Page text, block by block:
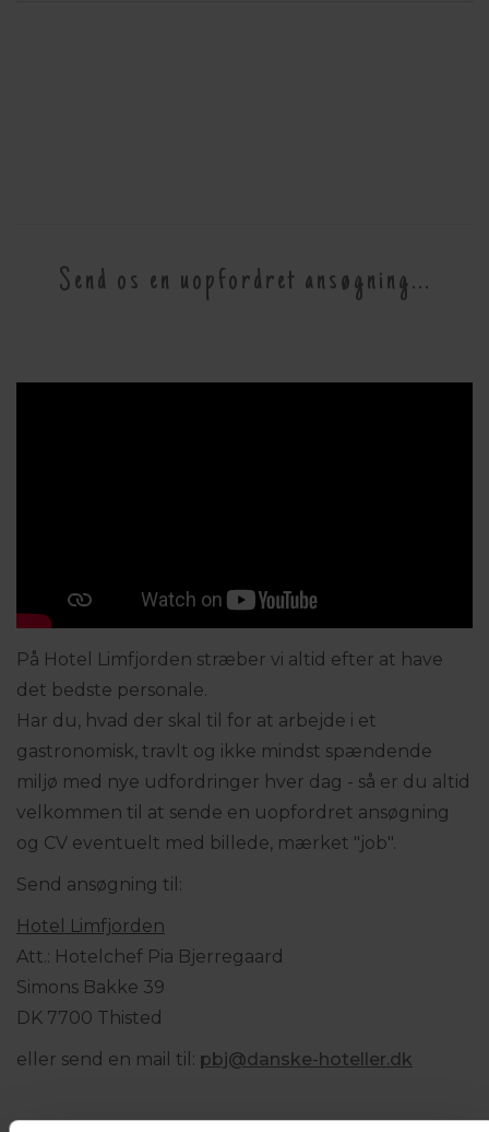
Send os en uopfordret ansøgning...
På Hotel Limfjorden stræber vi altid efter at have
det bedste personale.
Har du, hvad der skal til for at arbejde i et
gastronomisk, travlt og ikke mindst spændende
miljø med nye udfordringer hver dag - så er du altid
velkommen til at sende en uopfordret ansøgning
og CV eventuelt med billede, mærket "job".
Send ansøgning til:
Hotel Limfjorden
Att.: Hotelchef Pia Bjerregaard
Simons Bakke 39
DK 7700 Thisted
eller send en mail til: pbj@danske-hoteller.dk